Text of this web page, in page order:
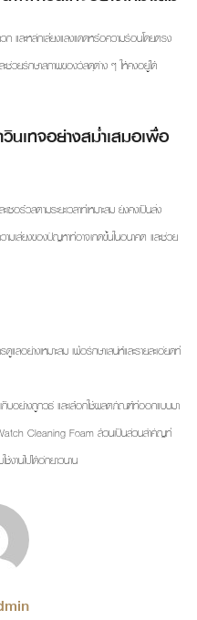
วก และหลีกเลี่ยงแสงแดดหรือความร้อนโดยตรง
ะช่วยรักษาสภาพของวัสดุต่าง ๆ ให้คงอยู่ได้
นเทจอย่างสม่ำเสมอเพื่อ
ซอร์วิสตามระยะเวลาที่เหมาะสม ยังคงเป็นสิ่ง
มเสี่ยงของปัญหาที่อาจเกิดขึ้นในอนาคต และช่วย
ลอย่างเหมาะสม เพื่อรักษาเสน่ห์และรายละเอียดที่
ก็บอย่างถูกวิธี และเลือกใช้ผลิตภัณฑ์ที่ออกแบบมา
Watch Cleaning Foam ล้วนเป็นส่วนสำคัญที่
งานไปได้อีกยาวนาน